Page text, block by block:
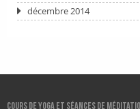
décembre 2014
Cours de Yoga et séances de